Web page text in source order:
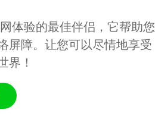
体验的最佳伴侣，它帮助您
屏障。让您可以尽情地享受
界！